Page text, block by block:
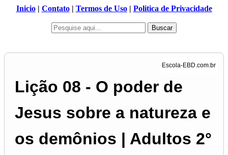
Inicio| Contato| Termos de Uso| Politica de Privacidade
Buscar
Lição 08 - O poder de
Jesus sobre a natureza e
os demônios | Adultos 2°